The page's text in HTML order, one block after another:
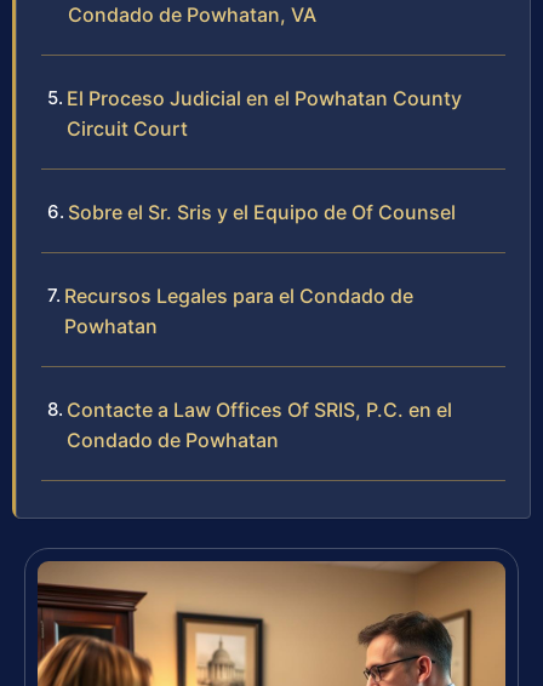
Condado de Powhatan, VA
El Proceso Judicial en el Powhatan County
Circuit Court
Sobre el Sr. Sris y el Equipo de Of Counsel
Recursos Legales para el Condado de
Powhatan
Contacte a Law Offices Of SRIS, P.C. en el
Condado de Powhatan